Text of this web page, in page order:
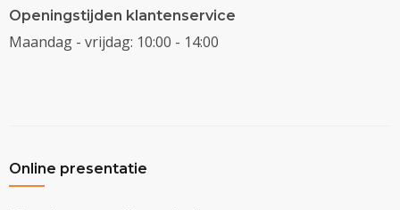
Openingstijden klantenservice
Maandag - vrijdag: 10:00 - 14:00
Online presentatie